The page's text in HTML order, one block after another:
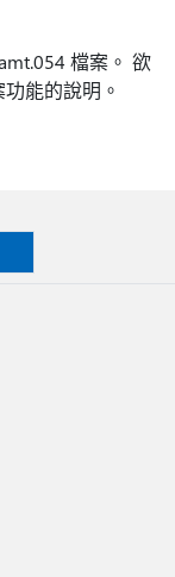
檔案。 欲
能的說明。